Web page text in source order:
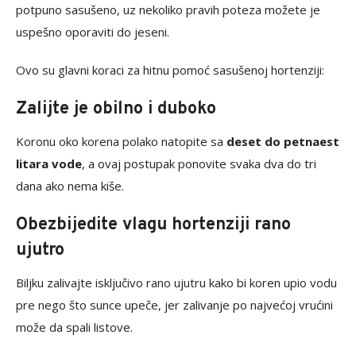
potpuno sasušeno, uz nekoliko pravih poteza možete je
uspešno oporaviti do jeseni.
Ovo su glavni koraci za hitnu pomoć sasušenoj hortenziji:
Zalijte je obilno i duboko
Koronu oko korena polako natopite sa deset do petnaest
litara vode, a ovaj postupak ponovite svaka dva do tri
dana ako nema kiše.
Obezbijedite vlagu hortenziji rano
ujutro
Biljku zalivajte isključivo rano ujutru kako bi koren upio vodu
pre nego što sunce upeče, jer zalivanje po najvećoj vrućini
može da spali listove.